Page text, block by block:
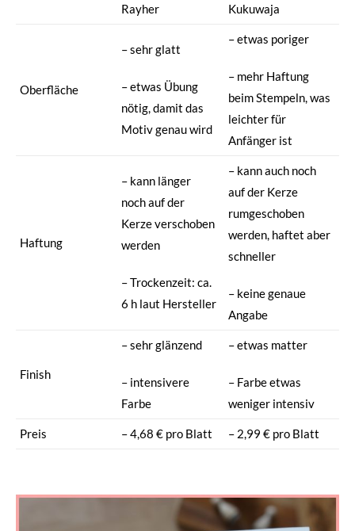
Rayher Kukuwaja
Oberfläche
– sehr glatt
– etwas Übung
nötig, damit das
Motiv genau wird
– etwas poriger
– mehr Haftung
beim Stempeln, was
leichter für
Anfänger ist
Haftung
– kann länger
noch auf der
Kerze verschoben
werden
– Trockenzeit: ca.
6 h laut Hersteller
– kann auch noch
auf der Kerze
rumgeschoben
werden, haftet aber
schneller
– keine genaue
Angabe
Finish
– sehr glänzend
– intensivere
Farbe
– etwas matter
– Farbe etwas
weniger intensiv
Preis – 4,68 € pro Blatt – 2,99 € pro Blatt